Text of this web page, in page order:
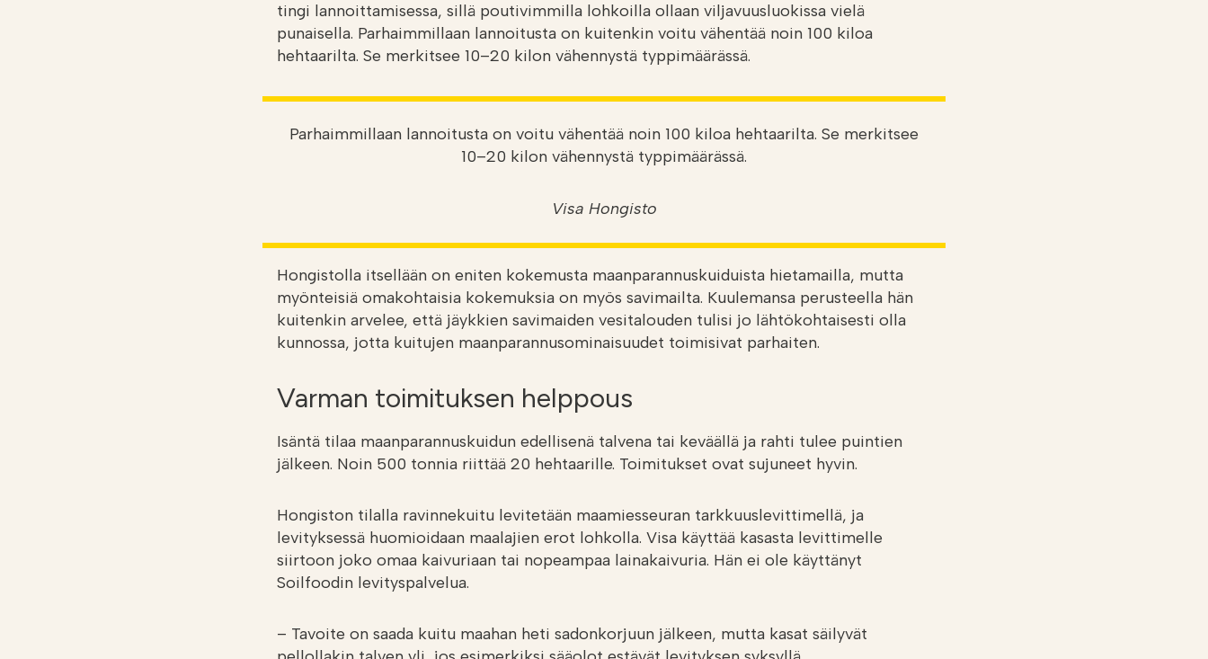
tingi lannoittamisessa, sillä poutivimmilla lohkoilla ollaan viljavuusluokissa vielä
punaisella. Parhaimmillaan lannoitusta on kuitenkin voitu vähentää noin 100 kiloa
hehtaarilta. Se merkitsee 10–20 kilon vähennystä typpimäärässä.
Parhaimmillaan lannoitusta on voitu vähentää noin 100 kiloa hehtaarilta. Se merkitsee
10–20 kilon vähennystä typpimäärässä.
Visa Hongisto
Hongistolla itsellään on eniten kokemusta maanparannuskuiduista hietamailla, mutta
myönteisiä omakohtaisia kokemuksia on myös savimailta. Kuulemansa perusteella hän
kuitenkin arvelee, että jäykkien savimaiden vesitalouden tulisi jo lähtökohtaisesti olla
kunnossa, jotta kuitujen maanparannusominaisuudet toimisivat parhaiten.
Varman toimituksen helppous
Isäntä tilaa maanparannuskuidun edellisenä talvena tai keväällä ja rahti tulee puintien
jälkeen. Noin 500 tonnia riittää 20 hehtaarille. Toimitukset ovat sujuneet hyvin.
Hongiston tilalla ravinnekuitu levitetään maamiesseuran tarkkuuslevittimellä, ja
levityksessä huomioidaan maalajien erot lohkolla. Visa käyttää kasasta levittimelle
siirtoon joko omaa kaivuriaan tai nopeampaa lainakaivuria. Hän ei ole käyttänyt
Soilfoodin levityspalvelua.
– Tavoite on saada kuitu maahan heti sadonkorjuun jälkeen, mutta kasat säilyvät